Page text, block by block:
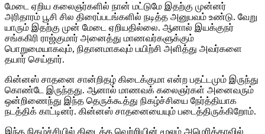
மேடை ஏறிய கலைஞர்களில் நான் மட்டுமே இதற்கு முன்னர்
அரிதாரம் பூசி சில திரைப்படங்களில் நடித்த அனுபவம் உண்டு. வேறு
யாரும் இதற்கு முன் மேடை ஏறியதில்லை. ஆனால் இயக்குநர்
சங்ககிரி ராஜ்குமார் அனைத்து மாணவர்களுக்கும்
பொறுமையாகவும், நிதானமாகவும் பயிற்சி அளித்து அவர்களை
தயார் செய்தார்.
கின்னஸ் சாதனை சான்றிதழ் கிடைக்குமா என்ற பதட்டமும் இருந்து
கொண்டே இருந்தது. ஆனால் மாணவக் கலைஞர்கள் அனைவரும்
ஒன்றிணைந்து இந்த தெருக்கூத்து நிகழ்ச்சியை நேர்த்தியாக
நடத்திக் காட்டினர். கின்னஸ் சாதனையையும் படைத்திருக்கிறோம்.
இந்த நிகழ்ச்சியில் கிடைத்த வெற்றியின் மூலம் அமெரிக்காவில்